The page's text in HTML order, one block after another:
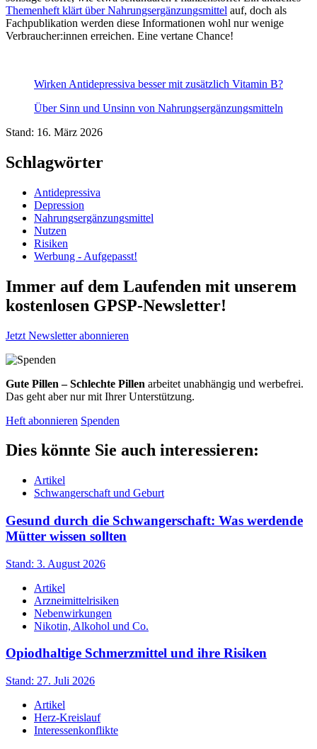
Themenheft klärt über Nahrungsergänzungsmittel auf, doch als
Fachpublikation werden diese Informationen wohl nur wenige
Verbraucher:innen erreichen. Eine vertane Chance!
Wirken Antidepressiva besser mit zusätzlich Vitamin B?
Über Sinn und Unsinn von Nahrungsergänzungsmitteln
Stand: 16. März 2026
Schlagwörter
Antidepressiva
Depression
Nahrungsergänzungsmittel
Nutzen
Risiken
Werbung - Aufgepasst!
Immer auf dem Laufenden mit unserem
kostenlosen GPSP-Newsletter!
Jetzt Newsletter abonnieren
Gute Pillen – Schlechte Pillen arbeitet unabhängig und werbefrei.
Das geht aber nur mit Ihrer Unterstützung.
Heft abonnieren Spenden
Dies könnte Sie auch interessieren:
Artikel
Schwangerschaft und Geburt
Gesund durch die Schwangerschaft: Was werdende
Mütter wissen sollten
Stand: 3. August 2026
Artikel
Arzneimittelrisiken
Nebenwirkungen
Nikotin, Alkohol und Co.
Opiodhaltige Schmerzmittel und ihre Risiken
Stand: 27. Juli 2026
Artikel
Herz-Kreislauf
Interessenkonflikte